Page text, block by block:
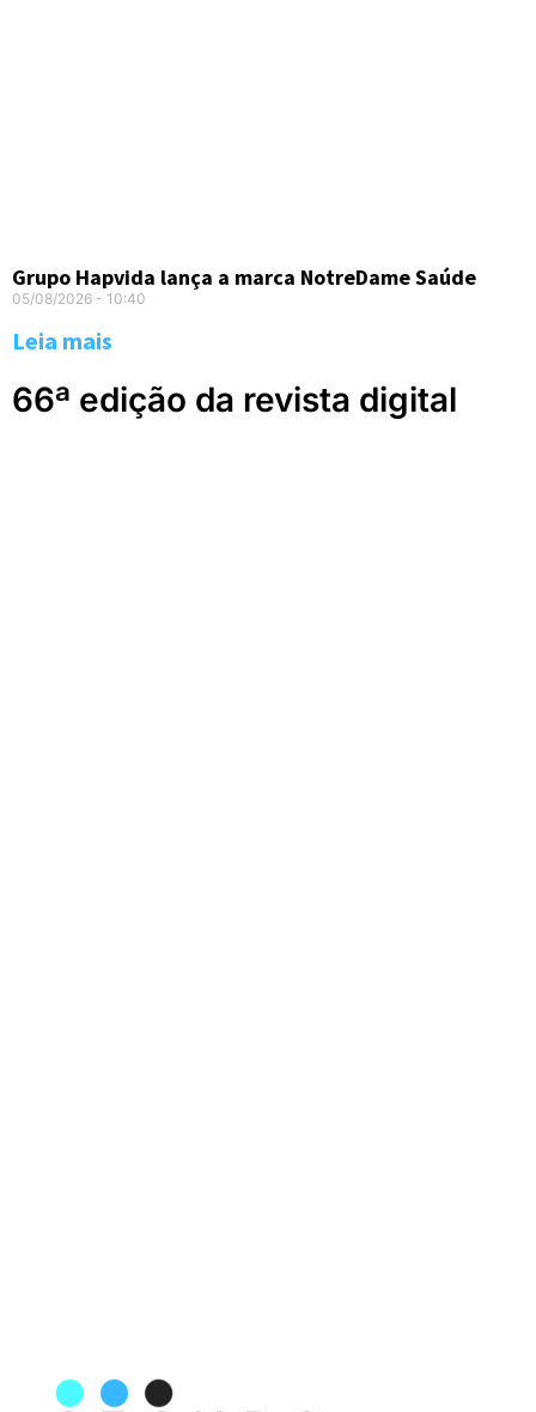
Grupo Hapvida lança a marca NotreDame Saúde
05/08/2026 10:40
Leia mais
66ª edição da revista digital